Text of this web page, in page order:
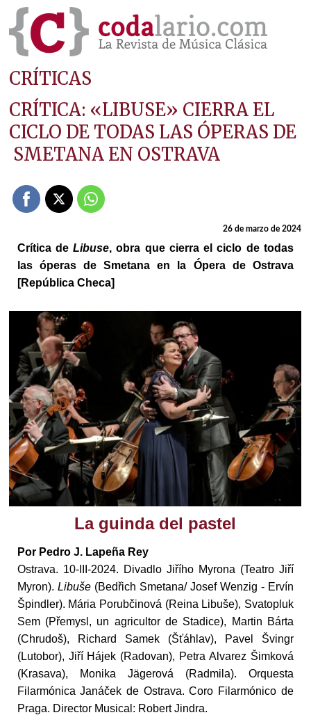
CRÍTICAS
CRÍTICA: «LIBUSE» CIERRA EL
CICLO DE TODAS LAS ÓPERAS DE
SMETANA EN OSTRAVA
26 de marzo de 2024
Crítica deLibuse, obra que cierra el ciclo de todas
las óperas de Smetana en la Ópera de Ostrava
[República Checa]
La guinda del pastel
Por Pedro J. Lapeña Rey
Ostrava. 10-III-2024. Divadlo Jiřího Myrona (Teatro Jiří
Myron). Libuše(Bedřich Smetana/ Josef Wenzig - Ervín
Špindler). Mária Porubčinová (Reina Libuše), Svatopluk
Sem (Přemysl, un agricultor de Stadice), Martin Bárta
(Chrudoš), Richard Samek (Šťáhlav), Pavel Švingr
(Lutobor), Jiří Hájek (Radovan), Petra Alvarez Šimková
(Krasava), Monika Jägerová (Radmila). Orquesta
Filarmónica Janáček de Ostrava. Coro Filarmónico de
Praga. Director Musical: Robert Jindra.